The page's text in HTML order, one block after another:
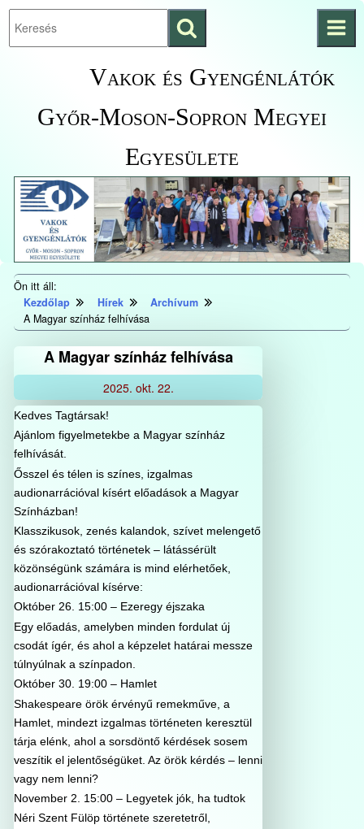
Ugrás a fő
KezdőlapraVakok és Gyengénlátók
Győr-Moson-Sopron Megyei
Egyesülete
Keresés
indítása
Ön itt áll:
Kezdőlap
Hírek
Archívum
A Magyar színház felhívása
A Magyar színház felhívása
2025. okt. 22.
Kedves Tagtársak!
Ajánlom figyelmetekbe a Magyar színház
felhívását.
Ősszel és télen is színes, izgalmas
audionarrációval kísért előadások a Magyar
Színházban!
Klasszikusok, zenés kalandok, szívet melengető
és szórakoztató történetek – látássérült
közönségünk számára is mind elérhetőek,
audionarrációval kísérve:
Október 26. 15:00 – Ezeregy éjszaka
Egy előadás, amelyben minden fordulat új
csodát ígér, és ahol a képzelet határai messze
túlnyúlnak a színpadon.
Október 30. 19:00 – Hamlet
Shakespeare örök érvényű remekműve, a
Hamlet, mindezt izgalmas történeten keresztül
tárja elénk, ahol a sorsdöntő kérdések sosem
veszítik el jelentőségüket. Az örök kérdés – lenni
vagy nem lenni?
November 2. 15:00 – Legyetek jók, ha tudtok
Néri Szent Fülöp története szeretetről,